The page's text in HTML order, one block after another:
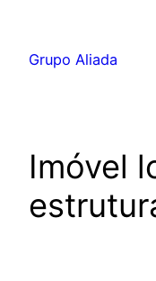
Grupo Aliada
Imóvel